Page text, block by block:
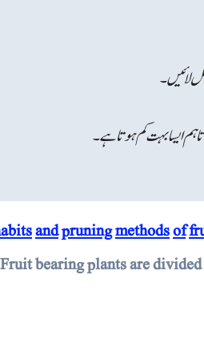
لائیں۔
ایسا بہت کم ہوتا ہے۔
andpruningmethodsof
bearing plants are